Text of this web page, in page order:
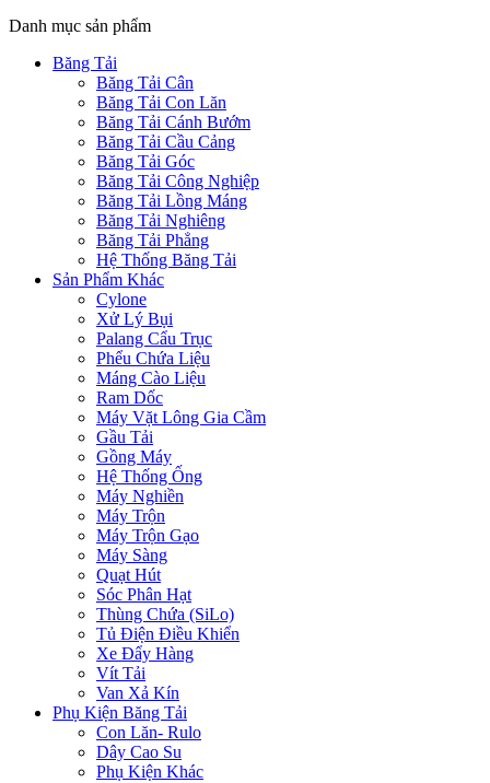
Danh mục sản phẩm
Băng Tải
Băng Tải Cân
Băng Tải Con Lăn
Băng Tải Cánh Bướm
Băng Tải Cầu Cảng
Băng Tải Góc
Băng Tải Công Nghiệp
Băng Tải Lồng Máng
Băng Tải Nghiêng
Băng Tải Phẳng
Hệ Thống Băng Tải
Sản Phẩm Khác
Cylone
Xử Lý Bụi
Palang Cẩu Trục
Phểu Chứa Liệu
Máng Cào Liệu
Ram Dốc
Máy Vặt Lông Gia Cầm
Gầu Tải
Gồng Máy
Hệ Thống Ống
Máy Nghiền
Máy Trộn
Máy Trộn Gạo
Máy Sàng
Quạt Hút
Sóc Phân Hạt
Thùng Chứa (SiLo)
Tủ Điện Điều Khiển
Xe Đẩy Hàng
Vít Tải
Van Xả Kín
Phụ Kiện Băng Tải
Con Lăn- Rulo
Dây Cao Su
Phụ Kiện Khác